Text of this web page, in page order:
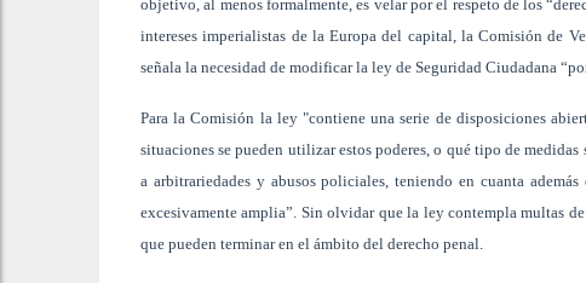
objetivo, al menos formalmente, es velar por el respeto de los
intereses imperialistas de la Europa del capital, la Comisión de
señala la necesidad de modificar la ley de Seguridad Ciudadana
Para la Comisión la ley "contiene una serie de disposiciones
situaciones se pueden utilizar estos poderes, o qué tipo de
a arbitrariedades y abusos policiales, teniendo en cuanta
excesivamente amplia”. Sin olvidar que la ley contempla multas
que pueden terminar en el ámbito del derecho penal.